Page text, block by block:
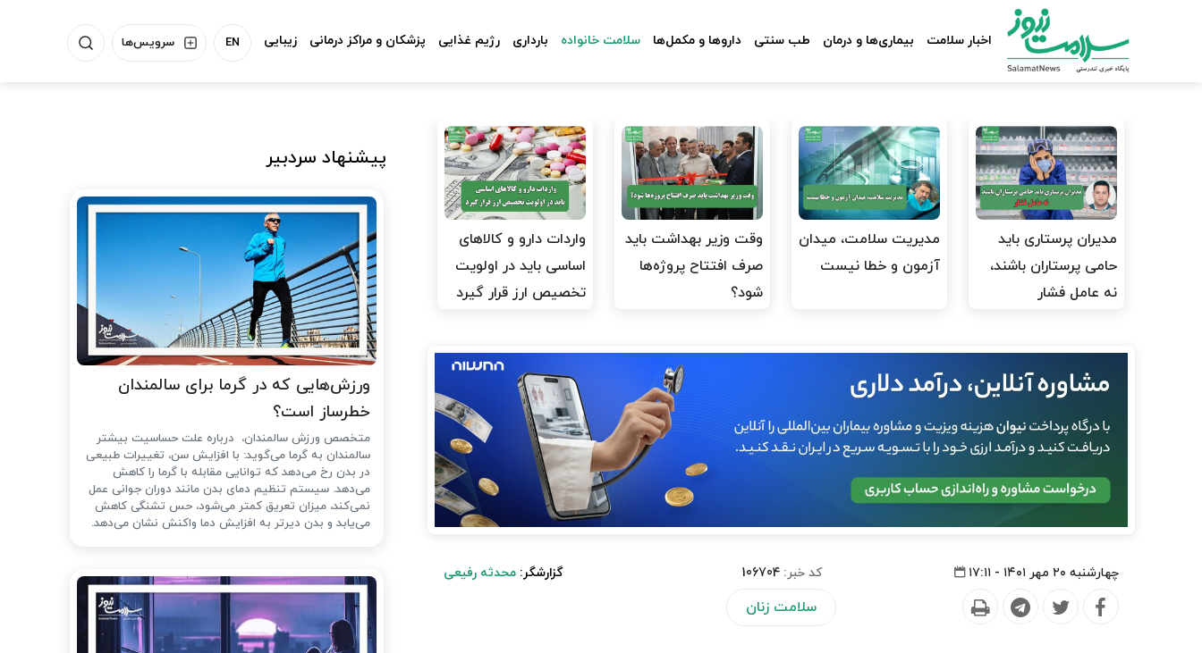
سرویس‌ها EN اخبار سلامت بیماری‌ها و درمان طب سنتی داروها و مکمل‌ها سلامت خانواده بارداری رژیم غذایی پزشکان و مراکز درمانی زیبایی
مدیران پرستاری باید
حامی پرستاران باشند،
نه عامل فشار
مدیریت سلامت، میدان
آزمون و خطا نیست
وقت وزیر بهداشت باید
صرف افتتاح پروژه‌ها
شود؟
واردات دارو و کالاهای
اساسی باید در اولویت
تخصیص ارز قرار گیرد
چهارشنبه ۲۰ مهر ۱۴۰۱ - ۱۷:۱۱ کد خبر:106704
سلامت زنان
گزارشگر: محدثه رفیعی
پیشنهاد سردبیر
ورزش‌هایی که در گرما برای سالمندان
خطرساز است؟
متخصص ورزش سالمندان، درباره علت حساسیت بیشتر
سالمندان به گرما می‌گوید: با افزایش سن، تغییرات طبیعی
در بدن رخ می‌دهد که توانایی مقابله با گرما را کاهش
می‌دهد. سیستم تنظیم دمای بدن مانند دوران جوانی عمل
نمی‌کند، میزان تعریق کمتر می‌شود، حس تشنگی کاهش
می‌یابد و بدن دیرتر به افزایش دما واکنش نشان می‌دهد.